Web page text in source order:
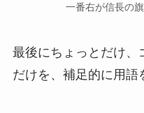
一番右が信長の
最後にちょっとだけ、
だけを、補足的に用語